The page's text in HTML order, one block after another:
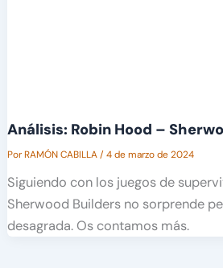
Análisis: Robin Hood –
PorRAMÓN CABILLA/4 de marzo de 2024
Siguiendo con los juegos de
Sherwood Builders no sorprende
desagrada. Os contamos más.